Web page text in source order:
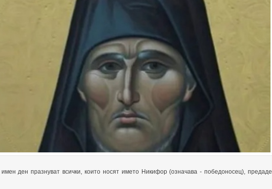
ден празнуват всички, които носят името Никифор (означава - победоносец), предаде